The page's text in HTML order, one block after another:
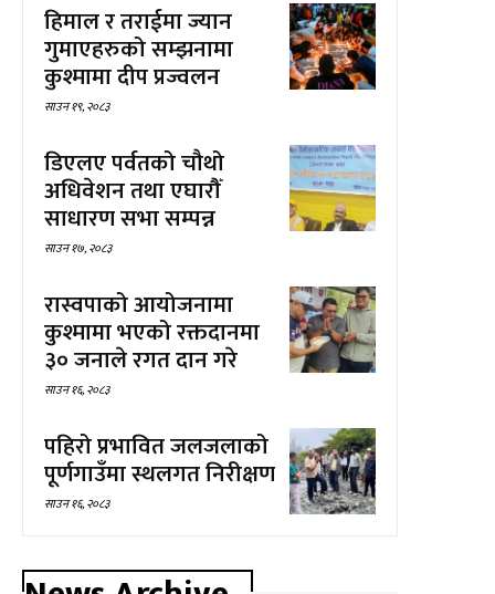
हिमाल र तराईमा ज्यान
गुमाएहरुको सम्झनामा
कुश्मामा दीप प्रज्वलन
साउन १९, २०८३
डिएलए पर्वतको चौथो
अधिवेशन तथा एघारौँ
साधारण सभा सम्पन्न
साउन १७, २०८३
रास्वपाको आयोजनामा
कुश्मामा भएको रक्तदानमा
३० जनाले रगत दान गरे
साउन १६, २०८३
पहिरो प्रभावित जलजलाको
पूर्णगाउँमा स्थलगत निरीक्षण
साउन १६, २०८३